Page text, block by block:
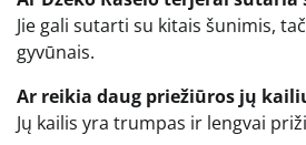
Jie gali sutarti su kitais šunimis,
gyvūnais.
Ar reikia daug priežiūros jų
Jų kailis yra trumpas ir lengvai